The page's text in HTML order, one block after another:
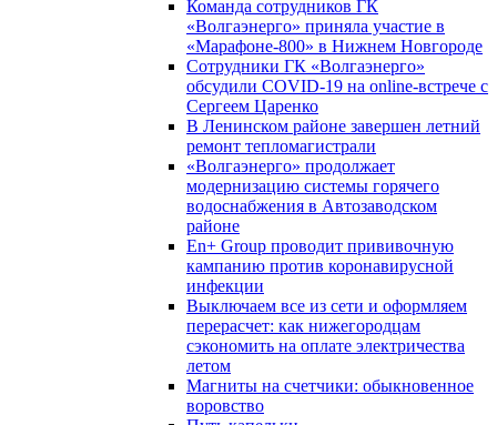
Команда сотрудников ГК
«Волгаэнерго» приняла участие в
«Марафоне-800» в Нижнем Новгороде
Сотрудники ГК «Волгаэнерго»
обсудили COVID-19 на online-встрече с
Сергеем Царенко
В Ленинском районе завершен летний
ремонт тепломагистрали
«Волгаэнерго» продолжает
модернизацию системы горячего
водоснабжения в Автозаводском
районе
En+ Group проводит прививочную
кампанию против коронавирусной
инфекции
Выключаем все из сети и оформляем
перерасчет: как нижегородцам
сэкономить на оплате электричества
летом
Магниты на счетчики: обыкновенное
воровство